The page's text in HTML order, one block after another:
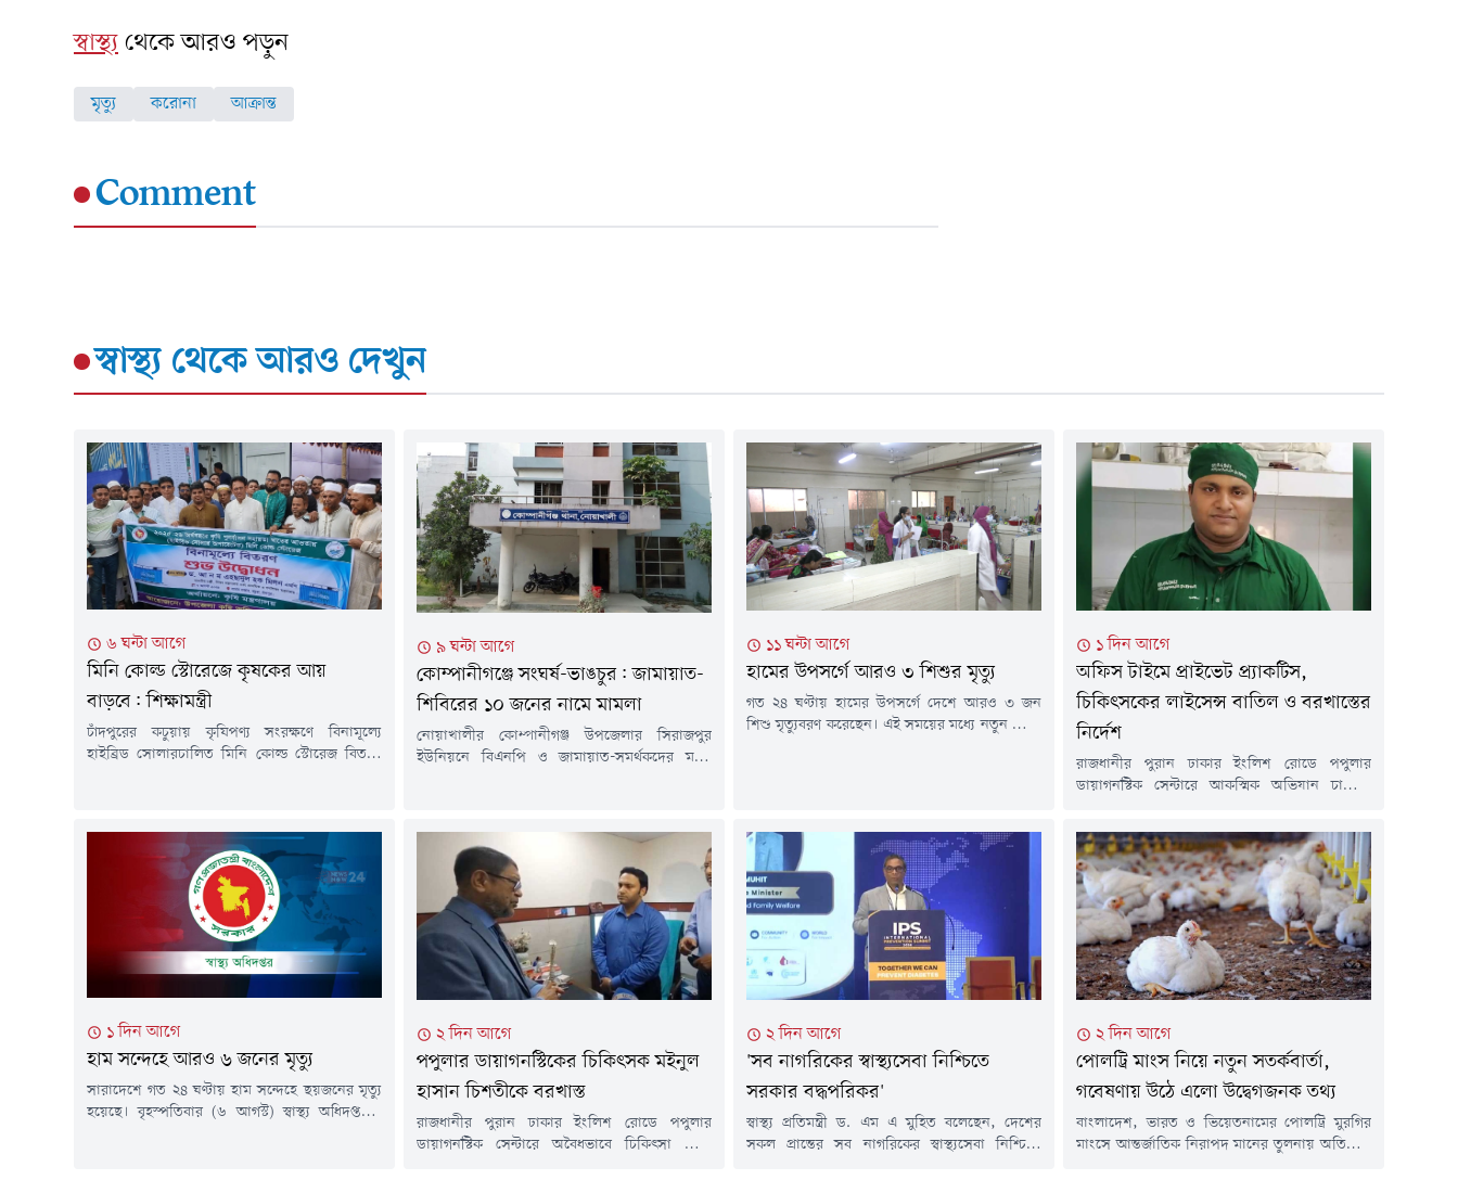
স্বাস্থ্যথেকে আরও পড়ুন
মৃত্যু করোনা আক্রান্ত
Comment
স্বাস্থ্য থেকে আরও দেখুন
৬ ঘন্টা আগে
মিনি কোল্ড স্টোরেজে কৃষকের আয়
বাড়বে: শিক্ষামন্ত্রী
চাঁদপুরের কচুয়ায় কৃষিপণ্য সংরক্ষণে বিনামূল্যে
হাইব্রিড সোলারচালিত মিনি কোল্ড স্টোরেজ বিতরণ
আয় বৃদ্ধিতে গুরুত্বপূর্ণ ভূমিকা রাখবে বলে মন্তব্য
করেছেন শিক্ষা, প্রাথমিক ও গণশিক্ষা মন্ত্রী ড. আ ন ম
এহসানুল হক মিলন।শুক্রবার বিকেলে...
৯ ঘন্টা আগে
কোম্পানীগঞ্জে সংঘর্ষ-ভাঙচুর: জামায়াত-
শিবিরের ১০ জনের নামে মামলা
নোয়াখালীর কোম্পানীগঞ্জ উপজেলার সিরাজপুর
ইউনিয়নে বিএনপি ও জামায়াত-সমর্থকদের মধ্যে
মামলা দায়ের করা হয়েছে।শুক্রবার সকালে
কোম্পানীগঞ্জ থানার ভারপ্রাপ্ত কর্মকর্তা (ওসি)
মোহাম্মদ নুরুল হাকিম বিষয়টি নিশ্চিত করেন।
মামলার বাদী হয়েছেন স্থানীয়...
১১ ঘন্টা আগে
হামের উপসর্গে আরও ৩ শিশুর মৃত্যু
গত ২৪ ঘণ্টায় হামের উপসর্গে দেশে আরও ৩ জন
শিশু মৃত্যুবরণ করেছেন। এই সময়ের মধ্যে নতুন রোগী
১ দিন আগে
অফিস টাইমে প্রাইভেট প্র্যাকটিস,
চিকিৎসকের লাইসেন্স বাতিল ও বরখাস্তের
নির্দেশ
রাজধানীর পুরান ঢাকার ইংলিশ রোডে পপুলার
ডায়াগনস্টিক সেন্টারে আকস্মিক অভিযান চালিয়ে
অভিযোগে নরসিংদীর বেলাব উপজেলা স্বাস্থ্য
কমপ্লেক্সের চিকিৎসক ডা. মইনুল হাসান চিশতীকে
হাতেনাতে শনাক্ত করেছেন স্বাস্থ্যমন্ত্রী সরদার মো.
সাখাওয়াত হোসেন। এ ঘটনায় ওই চিকিৎসকের
নিবন্ধন বাতিল এবং সরকারি চাকরি থেকে বরখাস্তের
নির্দেশ দিয়েছেন মন্ত্রী।বৃহস্পতিবার...
১ দিন আগে
হাম সন্দেহে আরও ৬ জনের মৃত্যু
সারাদেশে গত ২৪ ঘণ্টায় হাম সন্দেহে ছয়জনের মৃত্যু
হয়েছে। বৃহস্পতিবার (৬ আগস্ট) স্বাস্থ্য অধিদপ্তরের
২ দিন আগে
পপুলার ডায়াগনস্টিকের চিকিৎসক মইনুল
হাসান চিশতীকে বরখাস্ত
রাজধানীর পুরান ঢাকার ইংলিশ রোডে পপুলার
ডায়াগনস্টিক সেন্টারে অবৈধভাবে চিকিৎসা সেবা
২ দিন আগে
'সব নাগরিকের স্বাস্থ্যসেবা নিশ্চিতে
সরকার বদ্ধপরিকর'
স্বাস্থ্য প্রতিমন্ত্রী ড. এম এ মুহিত বলেছেন, দেশের
সকল প্রান্তের সব নাগরিকের স্বাস্থ্যসেবা নিশ্চিতে
২ দিন আগে
পোলট্রি মাংস নিয়ে নতুন সতর্কবার্তা,
গবেষণায় উঠে এলো উদ্বেগজনক তথ্য
বাংলাদেশ, ভারত ও ভিয়েতনামের পোলট্রি মুরগির
মাংসে আন্তর্জাতিক নিরাপদ মানের তুলনায় অতিরিক্ত